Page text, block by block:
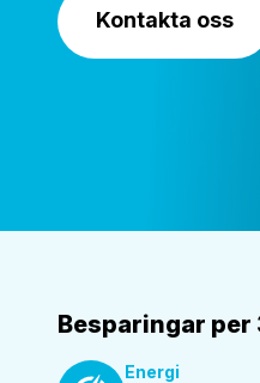
Kontakta oss
Besparingar per
Energi